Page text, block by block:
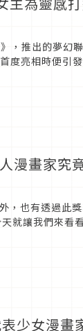
，推出的夢幻
漫畫家究
，也有透過此
就讓我們來看
少女漫畫